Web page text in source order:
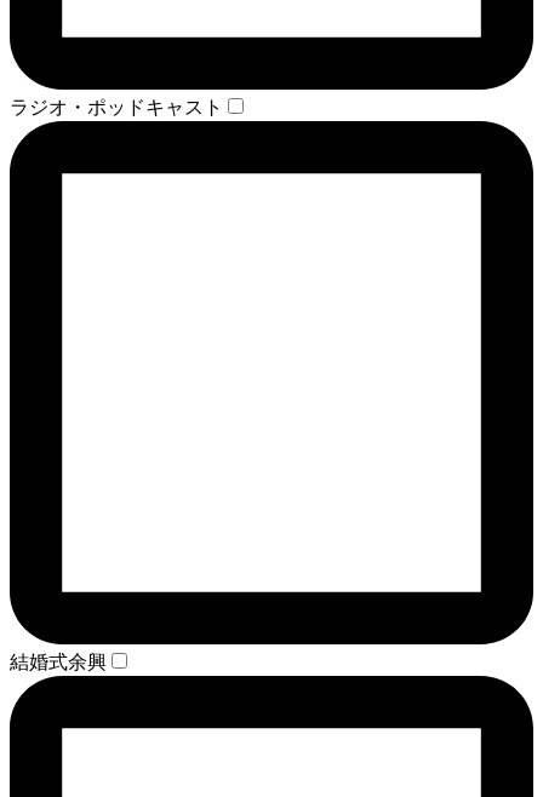
ラジオ・ポッドキャスト
結婚式余興